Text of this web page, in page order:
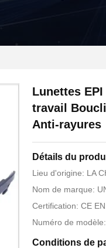
Lunettes
travail
Anti-rayures
Détails du
Lieu d'origine: LA
Nom de marque:
Certification: CE
Numéro de
Conditions de